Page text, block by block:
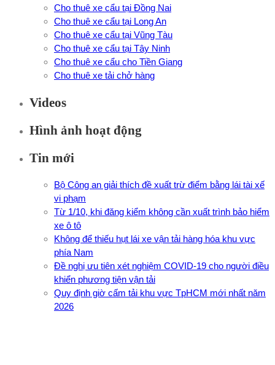
Cho thuê xe cẩu tại Đồng Nai
Cho thuê xe cẩu tại Long An
Cho thuê xe cẩu tại Vũng Tàu
Cho thuê xe cẩu tại Tây Ninh
Cho thuê xe cẩu cho Tiền Giang
Cho thuê xe tải chở hàng
Videos
Hình ảnh hoạt động
Tin mới
Bộ Công an giải thích đề xuất trừ điểm bằng lái tài xế
vi phạm
Từ 1/10, khi đăng kiểm không cần xuất trình bảo hiểm
xe ô tô
Không để thiếu hụt lái xe vận tải hàng hóa khu vực
phía Nam
Đề nghị ưu tiên xét nghiệm COVID-19 cho người điều
khiển phương tiện vận tải
Quy định giờ cấm tải khu vực TpHCM mới nhất năm
2026